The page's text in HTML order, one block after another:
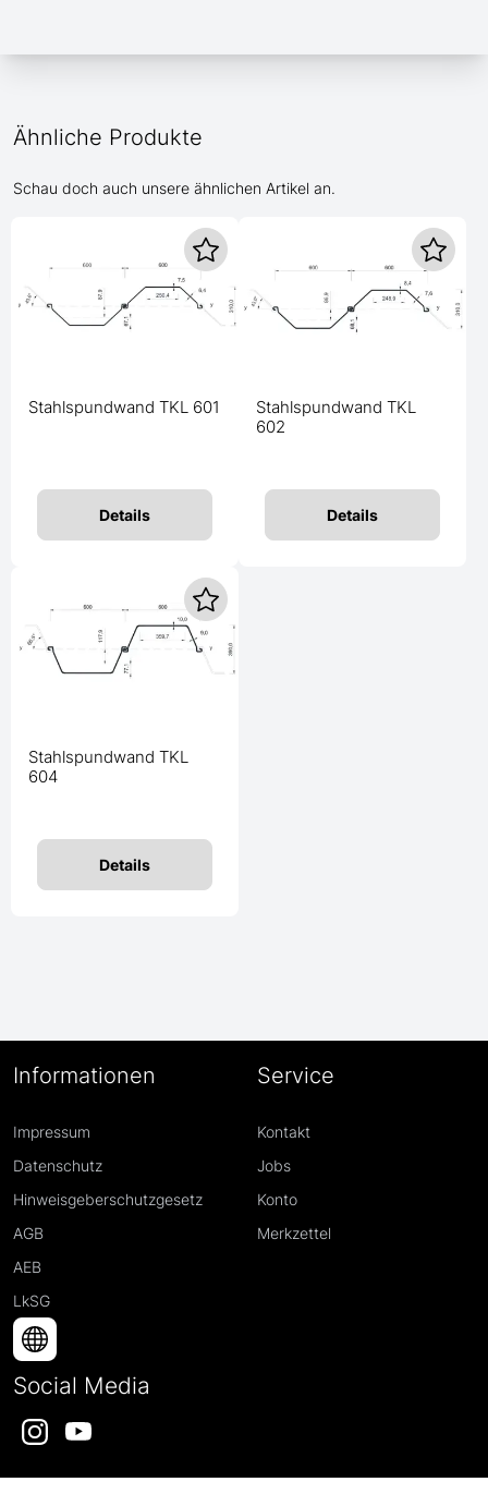
Ähnliche Produkte
Schau doch auch unsere ähnlichen Artikel an.
Stahlspundwand TKL 601
Details
Stahlspundwand TKL
602
Details
Stahlspundwand TKL
604
Details
Informationen
Impressum
Datenschutz
Hinweisgeberschutzgesetz
AGB
AEB
LkSG
Service
Kontakt
Jobs
Konto
Merkzettel
Social Media
InstagramYouTube